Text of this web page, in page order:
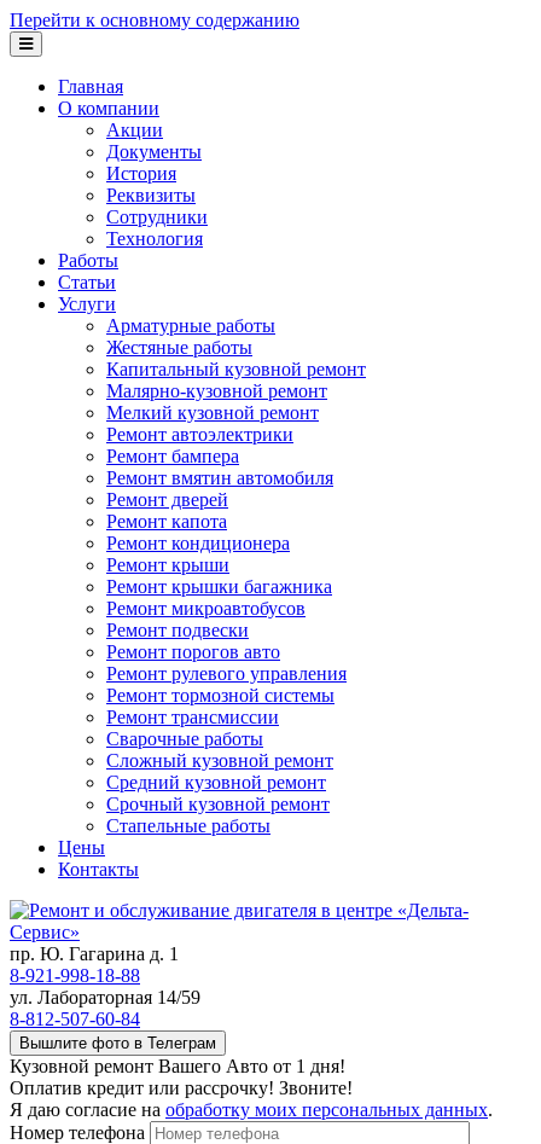
Перейти к основному содержанию
Главная
О компании
Акции
Документы
История
Реквизиты
Сотрудники
Технология
Работы
Статьи
Услуги
Арматурные работы
Жестяные работы
Капитальный кузовной ремонт
Малярно-кузовной ремонт
Мелкий кузовной ремонт
Ремонт автоэлектрики
Ремонт бампера
Ремонт вмятин автомобиля
Ремонт дверей
Ремонт капота
Ремонт кондиционера
Ремонт крыши
Ремонт крышки багажника
Ремонт микроавтобусов
Ремонт подвески
Ремонт порогов авто
Ремонт рулевого управления
Ремонт тормозной системы
Ремонт трансмиссии
Сварочные работы
Сложный кузовной ремонт
Средний кузовной ремонт
Срочный кузовной ремонт
Стапельные работы
Цены
Контакты
пр. Ю. Гагарина д. 1
8-921-998-18-88
ул. Лабораторная 14/59
8-812-507-60-84
Вышлите фото в Телеграм
Кузовной ремонт Вашего Авто от 1 дня!
Оплатив кредит или рассрочку! Звоните!
Я даю согласие на обработку моих персональных данных.
Номер телефона